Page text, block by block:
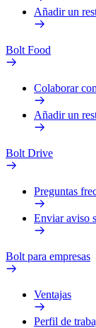
Añadir un
Bolt Food
Colaborar
Añadir un
Bolt Drive
Preguntas
Enviar aviso
Bolt para empresas
Ventajas
Perfil de